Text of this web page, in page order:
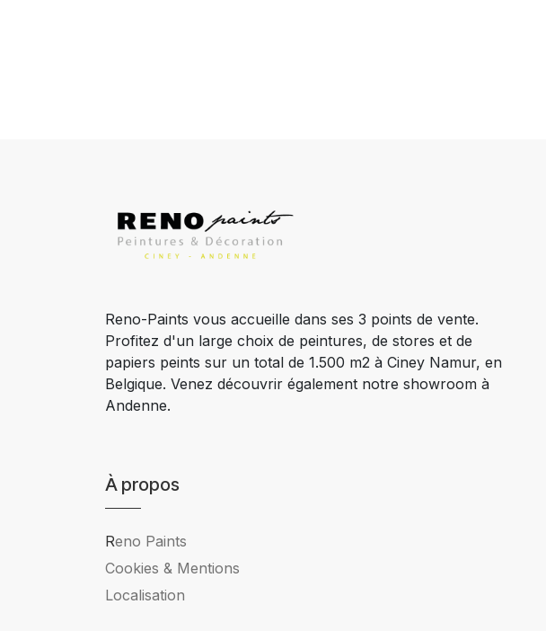
Reno-Paints vous accueille dans ses 3 points de vente.
Profitez d'un large choix de peintures, de stores et de
papiers peints sur un total de 1.500 m2 à Ciney Namur, en
Belgique. Venez découvrir également notre showroom à
Andenne.
À propos
Reno Paints
Cookies & Mentions
Localisation